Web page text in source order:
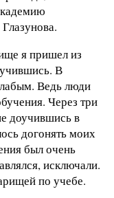
я пришел из
В
Ведь люди
Через три
доучившись в
догонять моих
был очень
исключали.
по учебе.